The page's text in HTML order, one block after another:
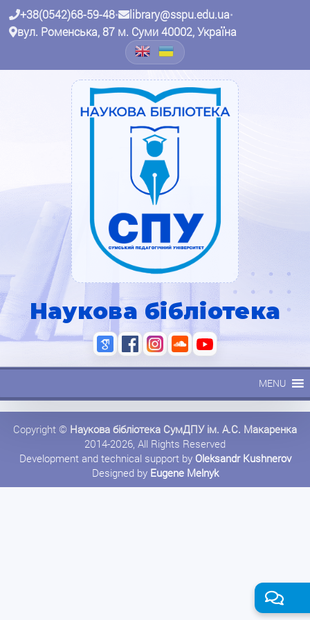
+38(0542)68-59-48• library@sspu.edu.ua•
вул. Роменська, 87 м. Суми 40002, Україна
Наукова бібліотека
MENU
Copyright © Наукова бібліотека СумДПУ ім. А.С. Макаренка
2014-2026, All Rights Reserved
Development and technical support by Oleksandr Kushnerov
Designed by Eugene Melnyk